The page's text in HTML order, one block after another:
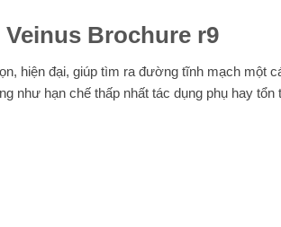
Brochure r9
hiện đại, giúp tìm ra đường tĩnh mạch một
như hạn chế thấp nhất tác dụng phụ hay